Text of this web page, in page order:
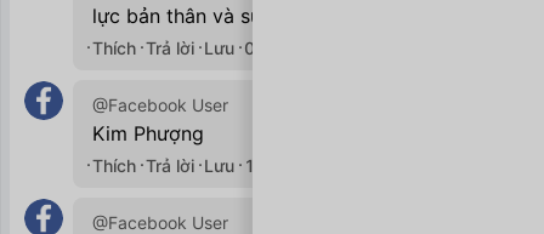
lực bản thân và sự tử tế.
Thích Trả lời Lưu 02/01/2020
@Facebook User
Kim Phượng
Thích Trả lời Lưu 11/10/2020
@Facebook User